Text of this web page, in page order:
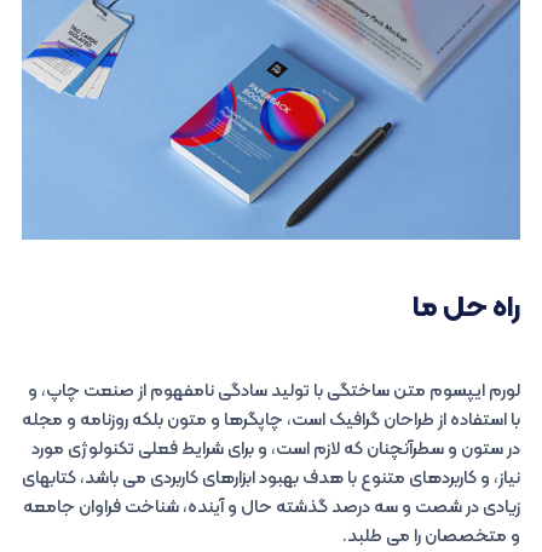
راه حل ما
لورم ایپسوم متن ساختگی با تولید سادگی نامفهوم از صنعت چاپ، و
با استفاده از طراحان گرافیک است، چاپگرها و متون بلکه روزنامه و مجله
در ستون و سطرآنچنان که لازم است، و برای شرایط فعلی تکنولوژی مورد
نیاز، و کاربردهای متنوع با هدف بهبود ابزارهای کاربردی می باشد، کتابهای
زیادی در شصت و سه درصد گذشته حال و آینده، شناخت فراوان جامعه
و متخصصان را می طلبد.